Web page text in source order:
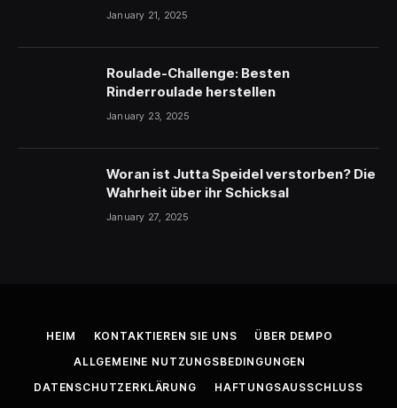
January 21, 2025
Roulade-Challenge: Besten
Rinderroulade herstellen
January 23, 2025
Woran ist Jutta Speidel verstorben? Die
Wahrheit über ihr Schicksal
January 27, 2025
HEIM KONTAKTIEREN SIE UNS
ÜBER DEMPO
ALLGEMEINE NUTZUNGSBEDINGUNGEN
DATENSCHUTZERKLÄRUNG
HAFTUNGSAUSSCHLUSS